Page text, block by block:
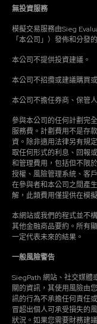
無投資服務
模擬交易服務由Sieg
「本公司」）發佈和分發
本公司不提供投資建議。
本公司不招攬或建議購買
本公司不擔任券商、保管
參與本公司的任何計劃完
服務費。計劃費用不是存
資。除非適用法律另有規
取任何形式的利息、回報
和管理費用，包括但不限
授權、風險管理系統、客
在參與者和本公司之間產
解，此類費用僅提供在模
本網站或我們的程式並不
其他金融商品要約。所有
一定代表未來的結果。
一般風險警告
SiegPath 網站、社交媒體
關的資訊，其使用風險由
訊的行為不承擔任何責任
冒超出個人可承受損失的
狀況。如果您需要財務建